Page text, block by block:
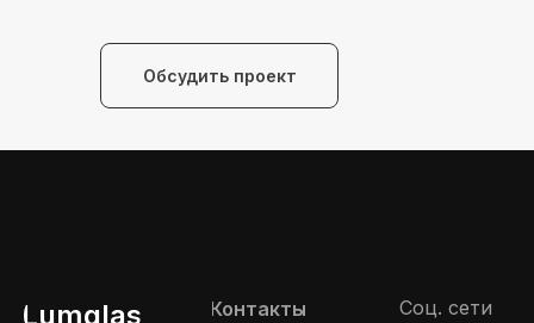
Обсудить проект
Соц. сети
Lumglas Контакты